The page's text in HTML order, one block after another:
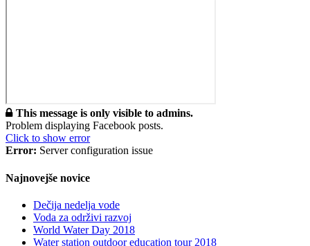
This message is only visible to admins.
Problem displaying Facebook posts.
Click to show error
Error: Server configuration issue
Najnovejše novice
Dečija nedelja vode
Voda za održivi razvoj
World Water Day 2018
Water station outdoor education tour 2018